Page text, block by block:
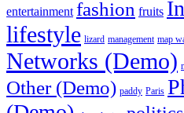
entertainment fashion fruits
lifestyle lizard management map
Networks (Demo)
Other (Demo) paddy Paris